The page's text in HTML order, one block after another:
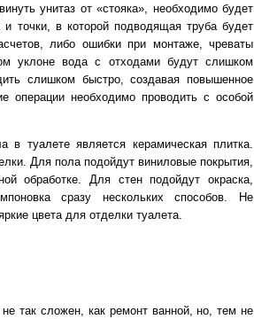
унитаз от «стояка», необходимо будет
и точки, в которой подводящая труба будет
либо ошибки при монтаже, чреваты
уклоне вода с отходами будут слишком
слишком быстро, создавая повышенное
операции необходимо проводить с особой
туалете является керамическая плитка.
Для пола подойдут виниловые покрытия,
обработке. Для стен подойдут окраска,
сразу нескольких способов. Не
цвета для отделки туалета.
так сложен, как ремонт ванной, но, тем не